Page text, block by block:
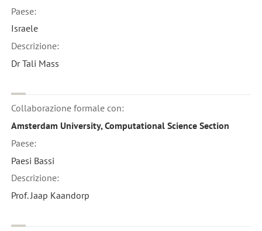
Paese:
Israele
Descrizione:
Dr Tali Mass
Collaborazione formale con:
Amsterdam University, Computational Science Section
Paese:
Paesi Bassi
Descrizione:
Prof. Jaap Kaandorp